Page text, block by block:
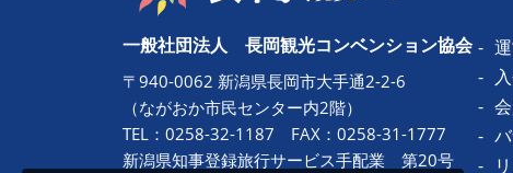
一般社団法人 長岡観光コンベンション協会
〒940-0062 新潟県長岡市大手通2-2-6
（ながおか市民センター内2階）
TEL： 0258-32-1187 FAX：0258-31-1777
新潟県知事登録旅行サービス手配業 第20号